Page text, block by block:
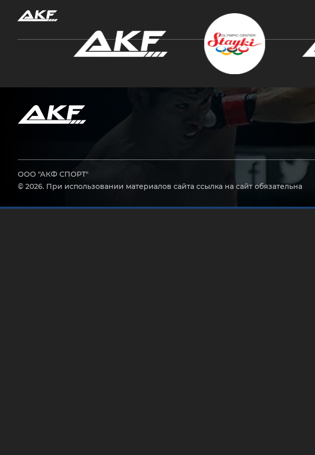
ООО "АКФ СПОРТ"
© 2026. При использовании материалов сайта ссылка на сайт обязательна
Нажмите Enter для поиска или Esc, чтобы закрыть